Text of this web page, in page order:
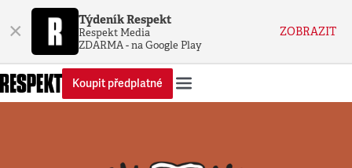
× Týdeník Respekt
Respekt Media
ZDARMA - na Google Play
ZOBRAZIT
Koupit předplatné